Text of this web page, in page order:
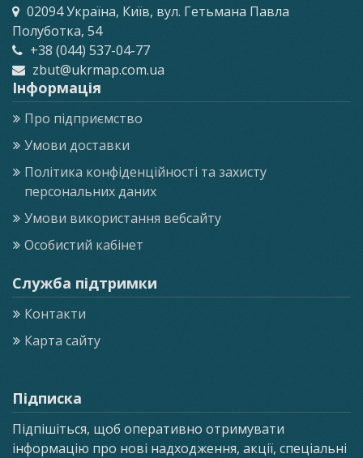
02094 Україна, Київ, вул. Гетьмана Павла
Полуботка, 54
+38 (044) 537-04-77
zbut@ukrmap.com.ua
Інформація
Про підприємство
Умови доставки
Політика конфіденційності та захисту
персональних даних
Умови використання вебсайту
Особистий кабінет
Служба підтримки
Контакти
Карта сайту
Підписка
Підпішіться, щоб оперативно отримувати
інформацію про нові надходження, акції, спеціальні